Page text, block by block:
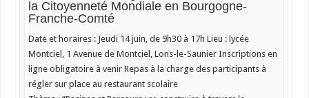
la Citoyenneté Mondiale en Bourgogne-
Franche-Comté
Date et horaires : Jeudi 14 juin, de 9h30 à 17h Lieu : lycée
Montciel, 1 Avenue de Montciel, Lons-le-Saunier Inscriptions en
ligne obligatoire à venir Repas à la charge des participants à
régler sur place au restaurant scolaire